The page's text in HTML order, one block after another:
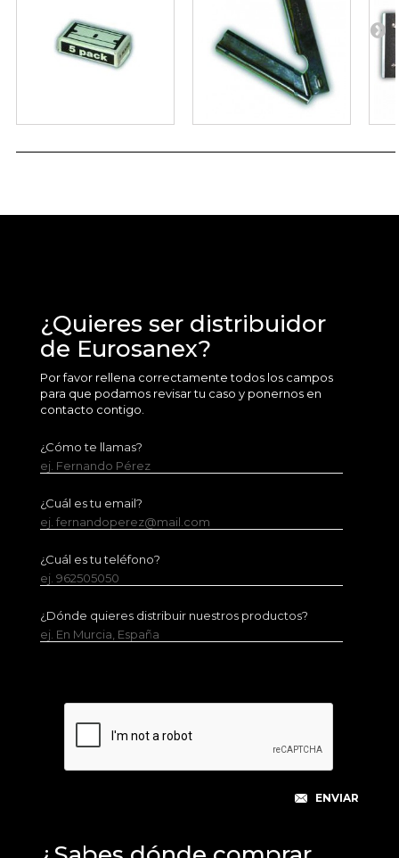
¿Quieres ser distribuidor
de Eurosanex?
Por favor rellena correctamente todos los campos
para que podamos revisar tu caso y ponernos en
contacto contigo.
¿Cómo te llamas?
ej. Fernando Pérez
¿Cuál es tu email?
ej. fernandoperez@mail.com
¿Cuál es tu teléfono?
ej. 962505050
¿Dónde quieres distribuir nuestros productos?
ej. En Murcia, España